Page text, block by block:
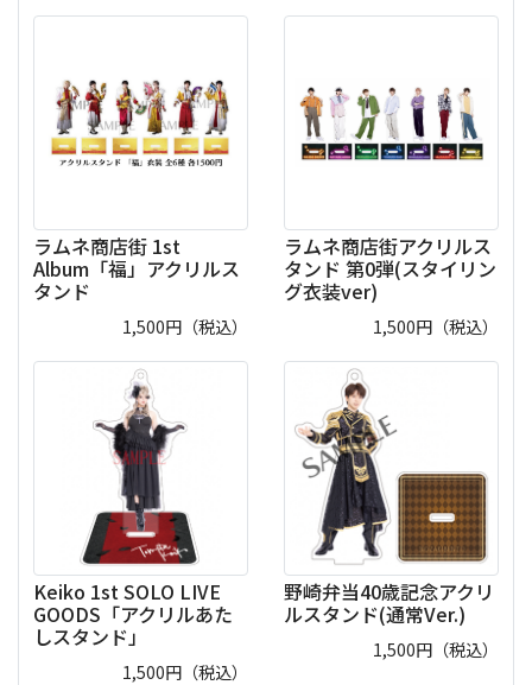
ラムネ商店街 1st
Album「福」アクリルス
タンド
1,500円（税込）
ラムネ商店街アクリルス
タンド 第0弾(スタイリン
グ衣装ver)
1,500円（税込）
Keiko 1st SOLO LIVE
GOODS「アクリルあた
しスタンド」
1,500円（税込）
野崎弁当40歳記念アクリ
ルスタンド(通常Ver.)
1,500円（税込）